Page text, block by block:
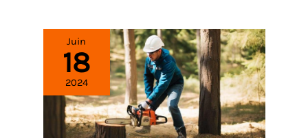
Juin
18
2024